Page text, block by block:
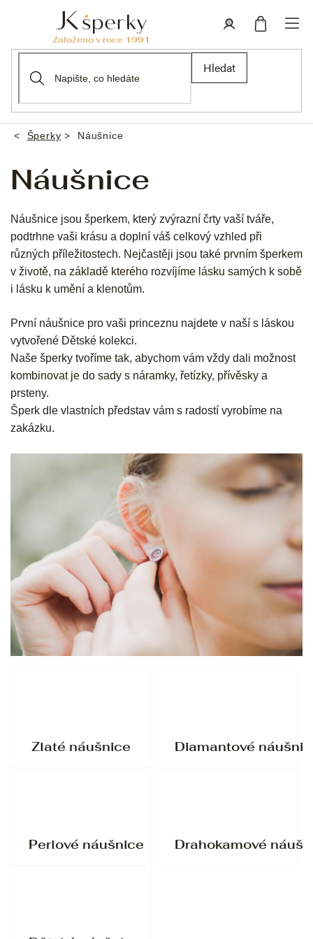
Hledat
Domů
Šperky Náušnice
Náušnice
Náušnice jsou šperkem, který zvýrazní črty vaší tváře,
podtrhne vaši krásu a doplní váš celkový vzhled při
různých příležitostech. Nejčastěji jsou také prvním šperkem
v životě, na základě kterého rozvíjíme lásku samých k sobě
i lásku k umění a klenotům.
První náušnice pro vaši princeznu najdete v naší s láskou
vytvořené Dětské kolekci.
Naše šperky tvoříme tak, abychom vám vždy dali možnost
kombinovat je do sady s náramky, řetízky, přívěsky a
prsteny.
Šperk dle vlastních představ vám s radostí vyrobíme na
zakázku.
Zlaté náušnice Diamantové
Perlové náušnice Drahokamové